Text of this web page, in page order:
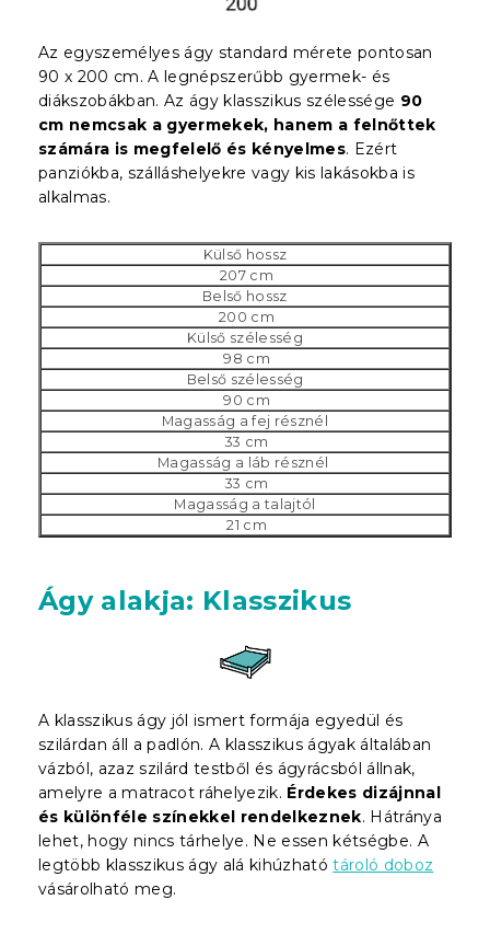
Az egyszemélyes ágy standard mérete pontosan
90 x 200 cm. A legnépszerűbb gyermek- és
diákszobákban. Az ágy klasszikus szélessége 90
cm nemcsak a gyermekek, hanem a felnőttek
számára is megfelelő és kényelmes. Ezért
panziókba, szálláshelyekre vagy kis lakásokba is
alkalmas.
Külső hossz
207 cm
Belső hossz
200 cm
Külső szélesség
98 cm
Belső szélesség
90 cm
Magasság a fej résznél
33 cm
Magasság a láb résznél
33 cm
Magasság a talajtól
21 cm
Ágy alakja: Klasszikus
A klasszikus ágy jól ismert formája egyedül és
szilárdan áll a padlón. A klasszikus ágyak általában
vázból, azaz szilárd testből és ágyrácsból állnak,
amelyre a matracot ráhelyezik. Érdekes dizájnnal
és különféle színekkel rendelkeznek. Hátránya
lehet, hogy nincs tárhelye. Ne essen kétségbe. A
legtöbb klasszikus ágy alá kihúzhatótároló doboz
vásárolható meg.